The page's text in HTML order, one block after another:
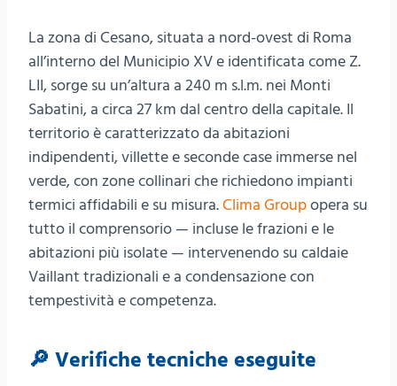
La zona di Cesano, situata a nord-ovest di Roma
all’interno del Municipio XV e identificata come Z.
LII, sorge su un’altura a 240 m s.l.m. nei Monti
Sabatini, a circa 27 km dal centro della capitale. Il
territorio è caratterizzato da abitazioni
indipendenti, villette e seconde case immerse nel
verde, con zone collinari che richiedono impianti
termici affidabili e su misura.Clima Groupopera su
tutto il comprensorio — incluse le frazioni e le
abitazioni più isolate — intervenendo su caldaie
Vaillant tradizionali e a condensazione con
tempestività e competenza.
🔎 Verifiche tecniche eseguite